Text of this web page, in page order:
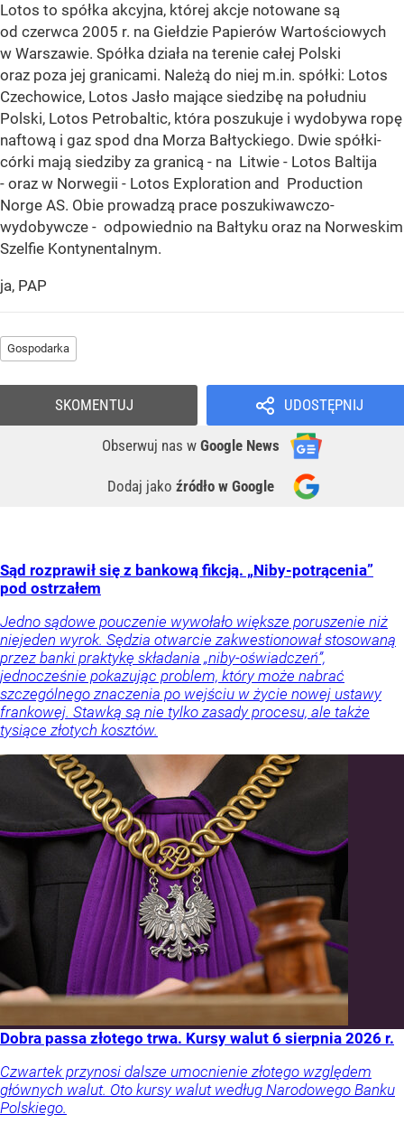
Lotos to spółka akcyjna, której akcje notowane są
od czerwca 2005 r. na Giełdzie Papierów Wartościowych
w Warszawie. Spółka działa na terenie całej Polski
oraz poza jej granicami. Należą do niej m.in. spółki: Lotos
Czechowice, Lotos Jasło mające siedzibę na południu
Polski, Lotos Petrobaltic, która poszukuje i wydobywa ropę
naftową i gaz spod dna Morza Bałtyckiego. Dwie spółki-
córki mają siedziby za granicą - na Litwie - Lotos Baltija
- oraz w Norwegii - Lotos Exploration and Production
Norge AS. Obie prowadzą prace poszukiwawczo-
wydobywcze - odpowiednio na Bałtyku oraz na Norweskim
Szelfie Kontynentalnym.
ja, PAP
Gospodarka
UDOSTĘPNIJ
Obserwuj nas w Google News
Dodaj jako źródło w Google
SKOMENTUJ
Sąd rozprawił się z bankową fikcją. „Niby-potrącenia”
pod ostrzałem
Jedno sądowe pouczenie wywołało większe poruszenie niż
niejeden wyrok. Sędzia otwarcie zakwestionował stosowaną
przez banki praktykę składania „niby-oświadczeń”,
jednocześnie pokazując problem, który może nabrać
szczególnego znaczenia po wejściu w życie nowej ustawy
frankowej. Stawką są nie tylko zasady procesu, ale także
tysiące złotych kosztów.
Dobra passa złotego trwa. Kursy walut 6 sierpnia 2026 r.
Czwartek przynosi dalsze umocnienie złotego względem
głównych walut. Oto kursy walut według Narodowego Banku
Polskiego.